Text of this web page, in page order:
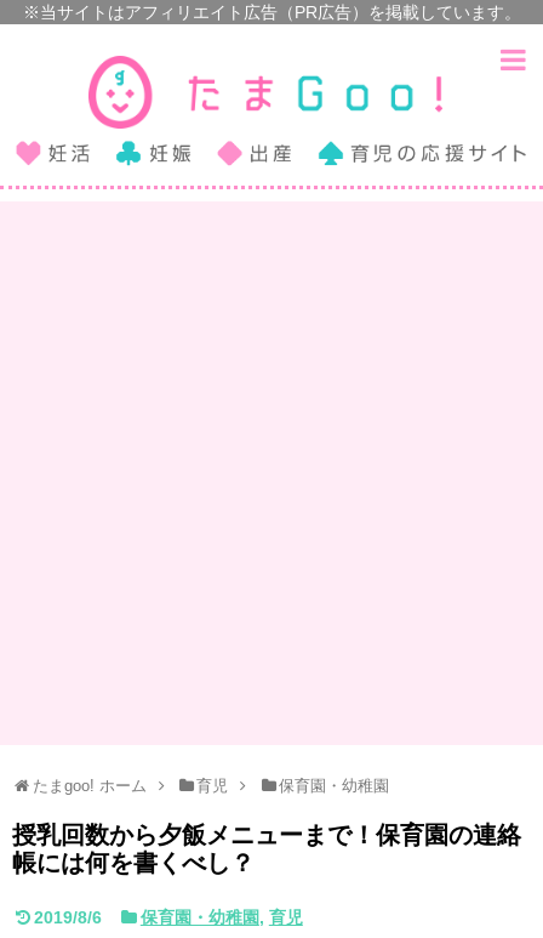
たまgoo! ホーム 育児 保育園・幼稚園
授乳回数から夕飯メニューまで！保育園の連絡
帳には何を書くべし？
2019/8/6 保育園・幼稚園, 育児